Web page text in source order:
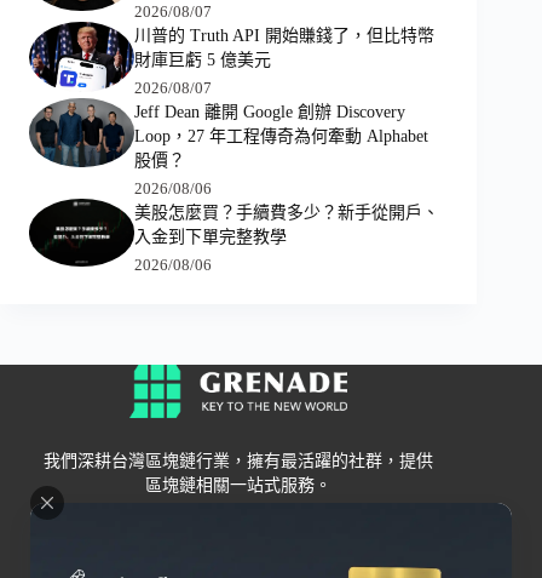
2026/08/07
川普的 Truth API 開始賺錢了，但比特幣
財庫巨虧 5 億美元
2026/08/07
Jeff Dean 離開 Google 創辦 Discovery
Loop，27 年工程傳奇為何牽動 Alphabet
股價？
2026/08/06
美股怎麼買？手續費多少？新手從開戶、
入金到下單完整教學
2026/08/06
我們深耕台灣區塊鏈行業，擁有最活躍的社群，提供
區塊鏈相關一站式服務。